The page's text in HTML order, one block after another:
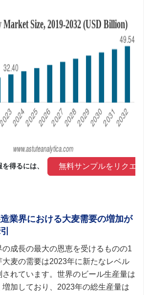
を得るには、 無料サンプルをリクエス
業界における大麦需要の増加が
の成長の最大の恩恵を受けるものの1
麦の需要は2023年に新たなレベル
されています。世界のビール生産量は
増加しており、2023年の総生産量は